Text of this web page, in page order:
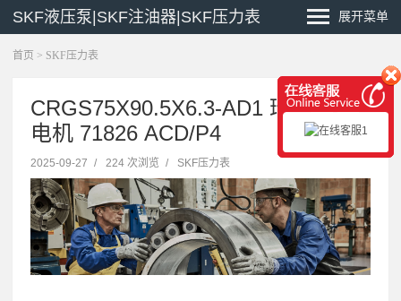
SKF液压泵|SKF注油器|SKF压力表 展开菜单
首页 > SKF压力表
CRGS75X90.5X6.3-AD1 瑞典SKF
电机 71826 ACD/P4
2025-09-27 / 224 次浏览 / SKF压力表